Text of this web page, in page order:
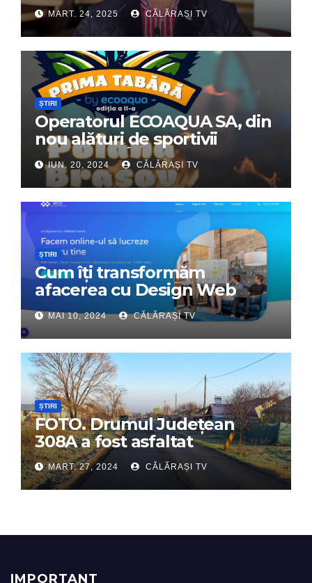
Dumitru Chirilă
MART. 24, 2025 CĂLĂRAȘI TV
ȘTIRI
Operatorul ECOAQUA SA, din
nou alături de sportivii
călărășeni. Începe „Prima
Tabără”!
IUN. 20, 2024 CĂLĂRAȘI TV
ȘTIRI
Cum îți transformăm
afacerea cu Design Web
Interactiv – Partenerul tău
digital de încredere
MAI 10, 2024 CĂLĂRAȘI TV
ȘTIRI
FOTO. Drumul Județean
308A a fost asfaltat
MART. 27, 2024 CĂLĂRAȘI TV
IMPORTANT